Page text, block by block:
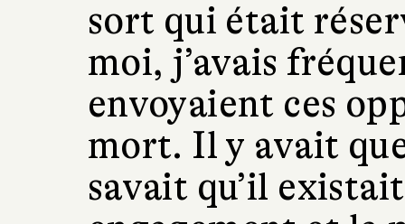
sort qui était
moi, j’avais
envoyaient ces
mort. Il y avait
savait qu’il